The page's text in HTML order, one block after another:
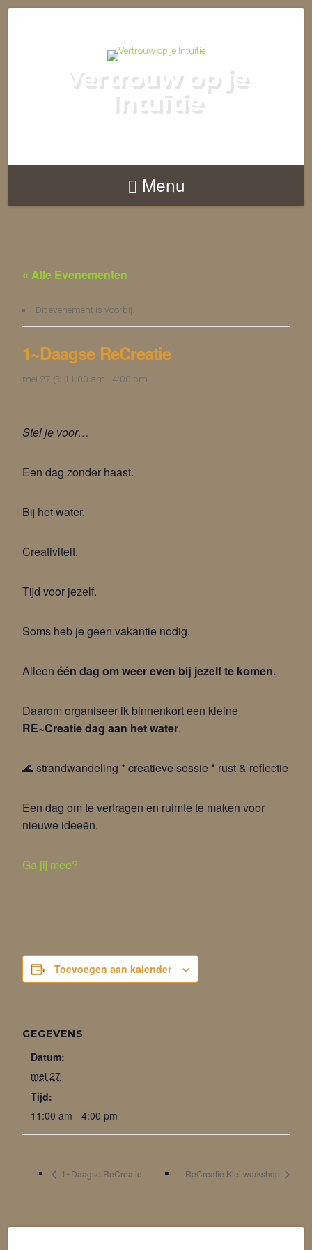
Vertrouw op je
Intuïtie
Menu
« Alle Evenementen
Dit evenement is voorbij.
1~Daagse ReCreatie
mei 27 @ 11:00 am - 4:00 pm
Stel je voor…
Een dag zonder haast.
Bij het water.
Creativiteit.
Tijd voor jezelf.
Soms heb je geen vakantie nodig.
Alleen één dag om weer even bij jezelf te komen.
Daarom organiseer ik binnenkort een kleine
RE~Creatie dag aan het water.
🌊 strandwandeling * creatieve sessie * rust & reflectie
Een dag om te vertragen en ruimte te maken voor
nieuwe ideeën.
Ga jij mee?
Toevoegen aan kalender
GEGEVENS
Datum:
mei 27
Tijd:
11:00 am - 4:00 pm
1~Daagse ReCreatie ReCreatie Klei workshop